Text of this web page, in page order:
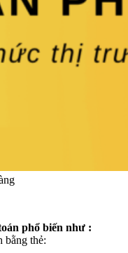
phổ biến như :
bằng thẻ: